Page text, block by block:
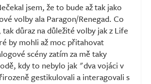
jsem, že to bude až tak jako
volby ala Paragon/Renegad. Co
důraz na důležité volby jak z Life
by mohli až moc přitahovat
scény zatím za mě taky
kdy to nebylo jak "dva vojáci v
gestikulovali a interagovali s